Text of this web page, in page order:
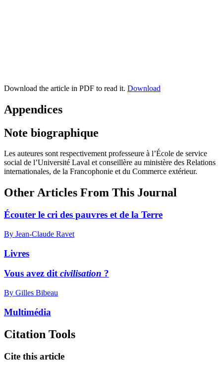
Download the article in PDF to read it. Download
Appendices
Note biographique
Les auteures sont respectivement professeure à l’École de service
social de l’Université Laval et conseillère au ministère des Relations
internationales, de la Francophonie et du Commerce extérieur.
Other Articles From This Journal
Écouter le cri des pauvres et de la Terre
By Jean-Claude Ravet
Livres
Vous avez ditcivilisation ?
By Gilles Bibeau
Multimédia
Citation Tools
Cite this article